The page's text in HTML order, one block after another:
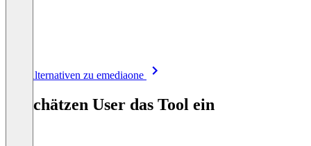
Alle Alternativen zu emediaone
So schätzen User das Tool ein